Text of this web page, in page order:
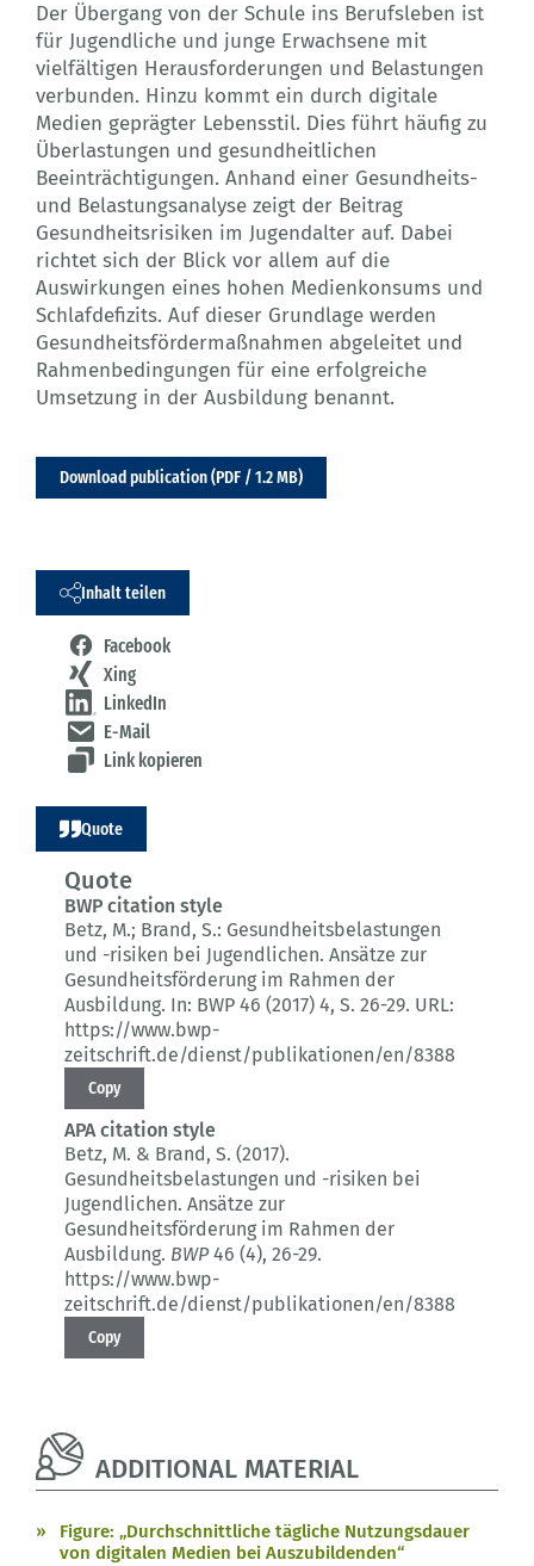
Der Übergang von der Schule ins Berufsleben ist
für Jugendliche und junge Erwachsene mit
vielfältigen Herausforderungen und Belastungen
verbunden. Hinzu kommt ein durch digitale
Medien geprägter Lebensstil. Dies führt häufig zu
Überlastungen und gesundheitlichen
Beeinträchtigungen. Anhand einer Gesundheits-
und Belastungsanalyse zeigt der Beitrag
Gesundheitsrisiken im Jugendalter auf. Dabei
richtet sich der Blick vor allem auf die
Auswirkungen eines hohen Medienkonsums und
Schlafdefizits. Auf dieser Grundlage werden
Gesundheitsfördermaßnahmen abgeleitet und
Rahmenbedingungen für eine erfolgreiche
Umsetzung in der Ausbildung benannt.
Download publication (PDF / 1.2 MB)
Inhalt teilen
Facebook
Xing
LinkedIn
E-Mail
Link kopieren
Quote
Quote
BWP citation style
Betz, M.; Brand, S.: Gesundheitsbelastungen
und -risiken bei Jugendlichen. Ansätze zur
Gesundheitsförderung im Rahmen der
Ausbildung. In: BWP 46 (2017) 4, S. 26-29. URL:
https://www.bwp-
zeitschrift.de/dienst/publikationen/en/8388
Copy
APA citation style
Betz, M. & Brand, S. (2017).
Gesundheitsbelastungen und -risiken bei
Jugendlichen. Ansätze zur
Gesundheitsförderung im Rahmen der
Ausbildung. BWP46 (4), 26-29.
https://www.bwp-
zeitschrift.de/dienst/publikationen/en/8388
Copy
ADDITIONAL MATERIAL
Figure: „Durchschnittliche tägliche Nutzungsdauer
von digitalen Medien bei Auszubildenden“